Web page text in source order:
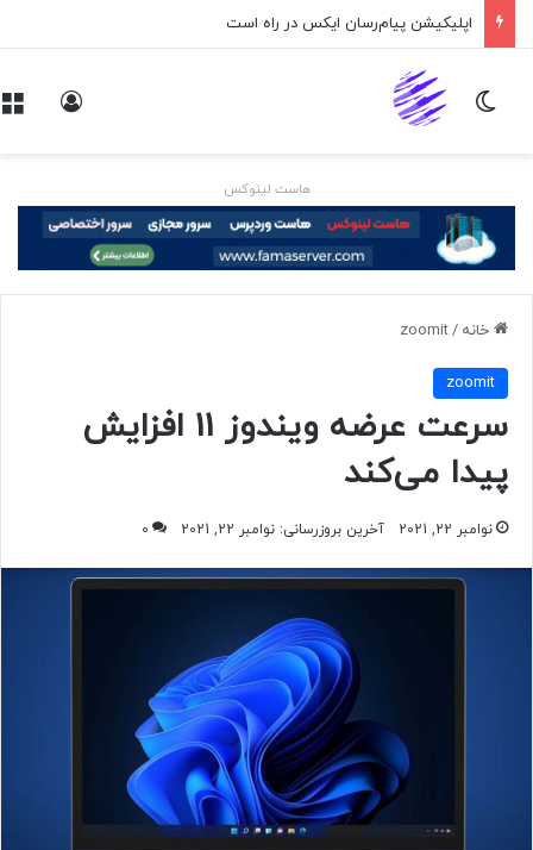
اپلیکیشن پیام‌رسان ایکس در راه است
تغییر پوسته
هاست لینوکس
خانه /
zoomit
zoomit
سرعت عرضه ویندوز 11 افزایش
پیدا می‌کند
نوامبر 22, 2021 آخرین بروزرسانی: نوامبر 22, 2021 0